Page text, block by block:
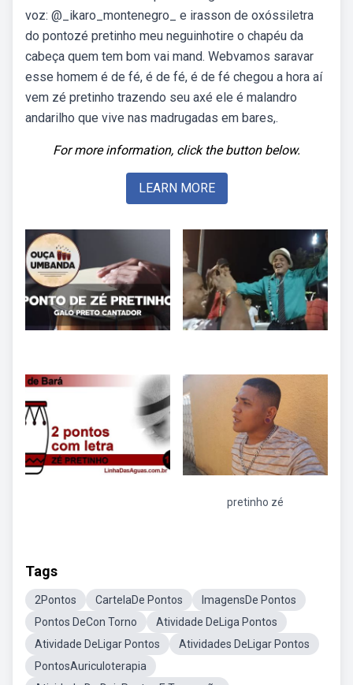
voz: @_ikaro_montenegro_ e irasson de oxóssiletra
do pontozé pretinho meu neguinhotire o chapéu da
cabeça quem tem bom vai mand. Webvamos saravar
esse homem é de fé, é de fé, é de fé chegou a hora aí
vem zé pretinho trazendo seu axé ele é malandro
andarilho que vive nas madrugadas em bares,.
For more information, click the button below.
LEARN MORE
pretinho zé
Tags
2Pontos CartelaDe Pontos
ImagensDe Pontos
Pontos DeCon Torno
Atividade DeLiga Pontos
Atividade DeLigar Pontos
Atividades DeLigar Pontos
PontosAuriculoterapia